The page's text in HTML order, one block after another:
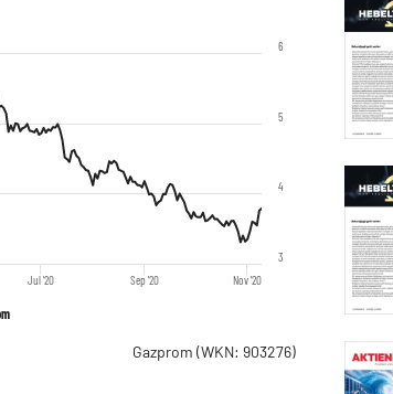
Jul '20 Sep '20 Nov '20
3
4
5
6
Gazprom (WKN: 903276)